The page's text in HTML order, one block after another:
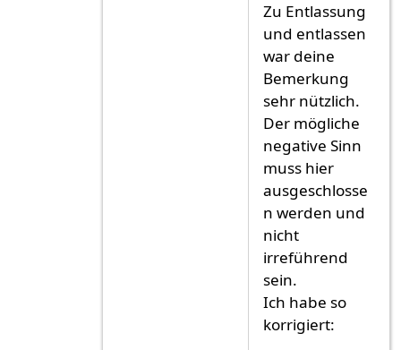
Zu Entlassung
und entlassen
war deine
Bemerkung
sehr nützlich.
Der mögliche
negative Sinn
muss hier
ausgeschlosse
n werden und
nicht
irreführend
sein.
Ich habe so
korrigiert: